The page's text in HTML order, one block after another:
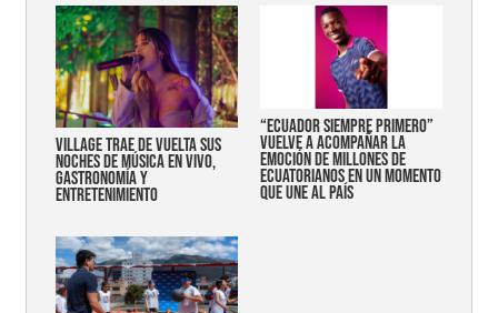
Village trae de vuelta sus
noches de música en vivo,
gastronomía y
entretenimiento
“Ecuador siempre primero”
vuelve a acompañar la
emoción de millones de
ecuatorianos en un momento
que une al país